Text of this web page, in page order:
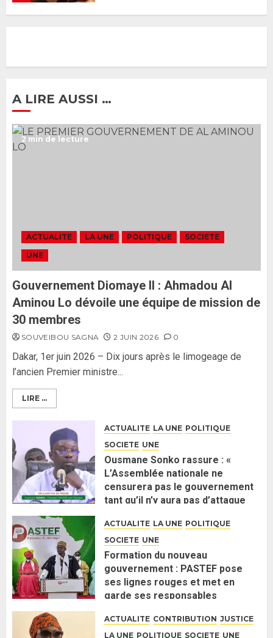
Ousmane Sonko rassure : «
3
gouvernement : PASTEF pose
A LIRE AUSSI …
2 min de lecture
ACTUALITE LA UNE POLITIQUE
SOCIETE
UNE
Gouvernement Diomaye II : Ahmadou Al
Aminou Lo dévoile une équipe de mission de
30 membres
SOUVEIBOU SAGNA 2 JUIN 2026 0
Dakar, 1er juin 2026 – Dix jours après le limogeage de
l’ancien Premier ministre...
LIRE ...
ACTUALITE LA UNE POLITIQUE
SOCIETE UNE
Ousmane Sonko rassure : «
L’Assemblée nationale ne
censurera pas le gouvernement
tant qu’il n’y aura pas d’attaque
2 JUIN 2026 0
ACTUALITE LA UNE POLITIQUE
SOCIETE UNE
Formation du nouveau
gouvernement : PASTEF pose
ses lignes rouges et met en
garde ses responsables
ACTUALITE CONTRIBUTION JUSTICE
LA UNE POLITIQUE SOCIETE UNE